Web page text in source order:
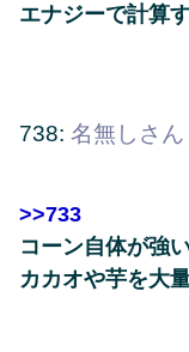
エナジーで計算
738: 名無しさん
>>733
コーン自体が強
カカオや芋を大